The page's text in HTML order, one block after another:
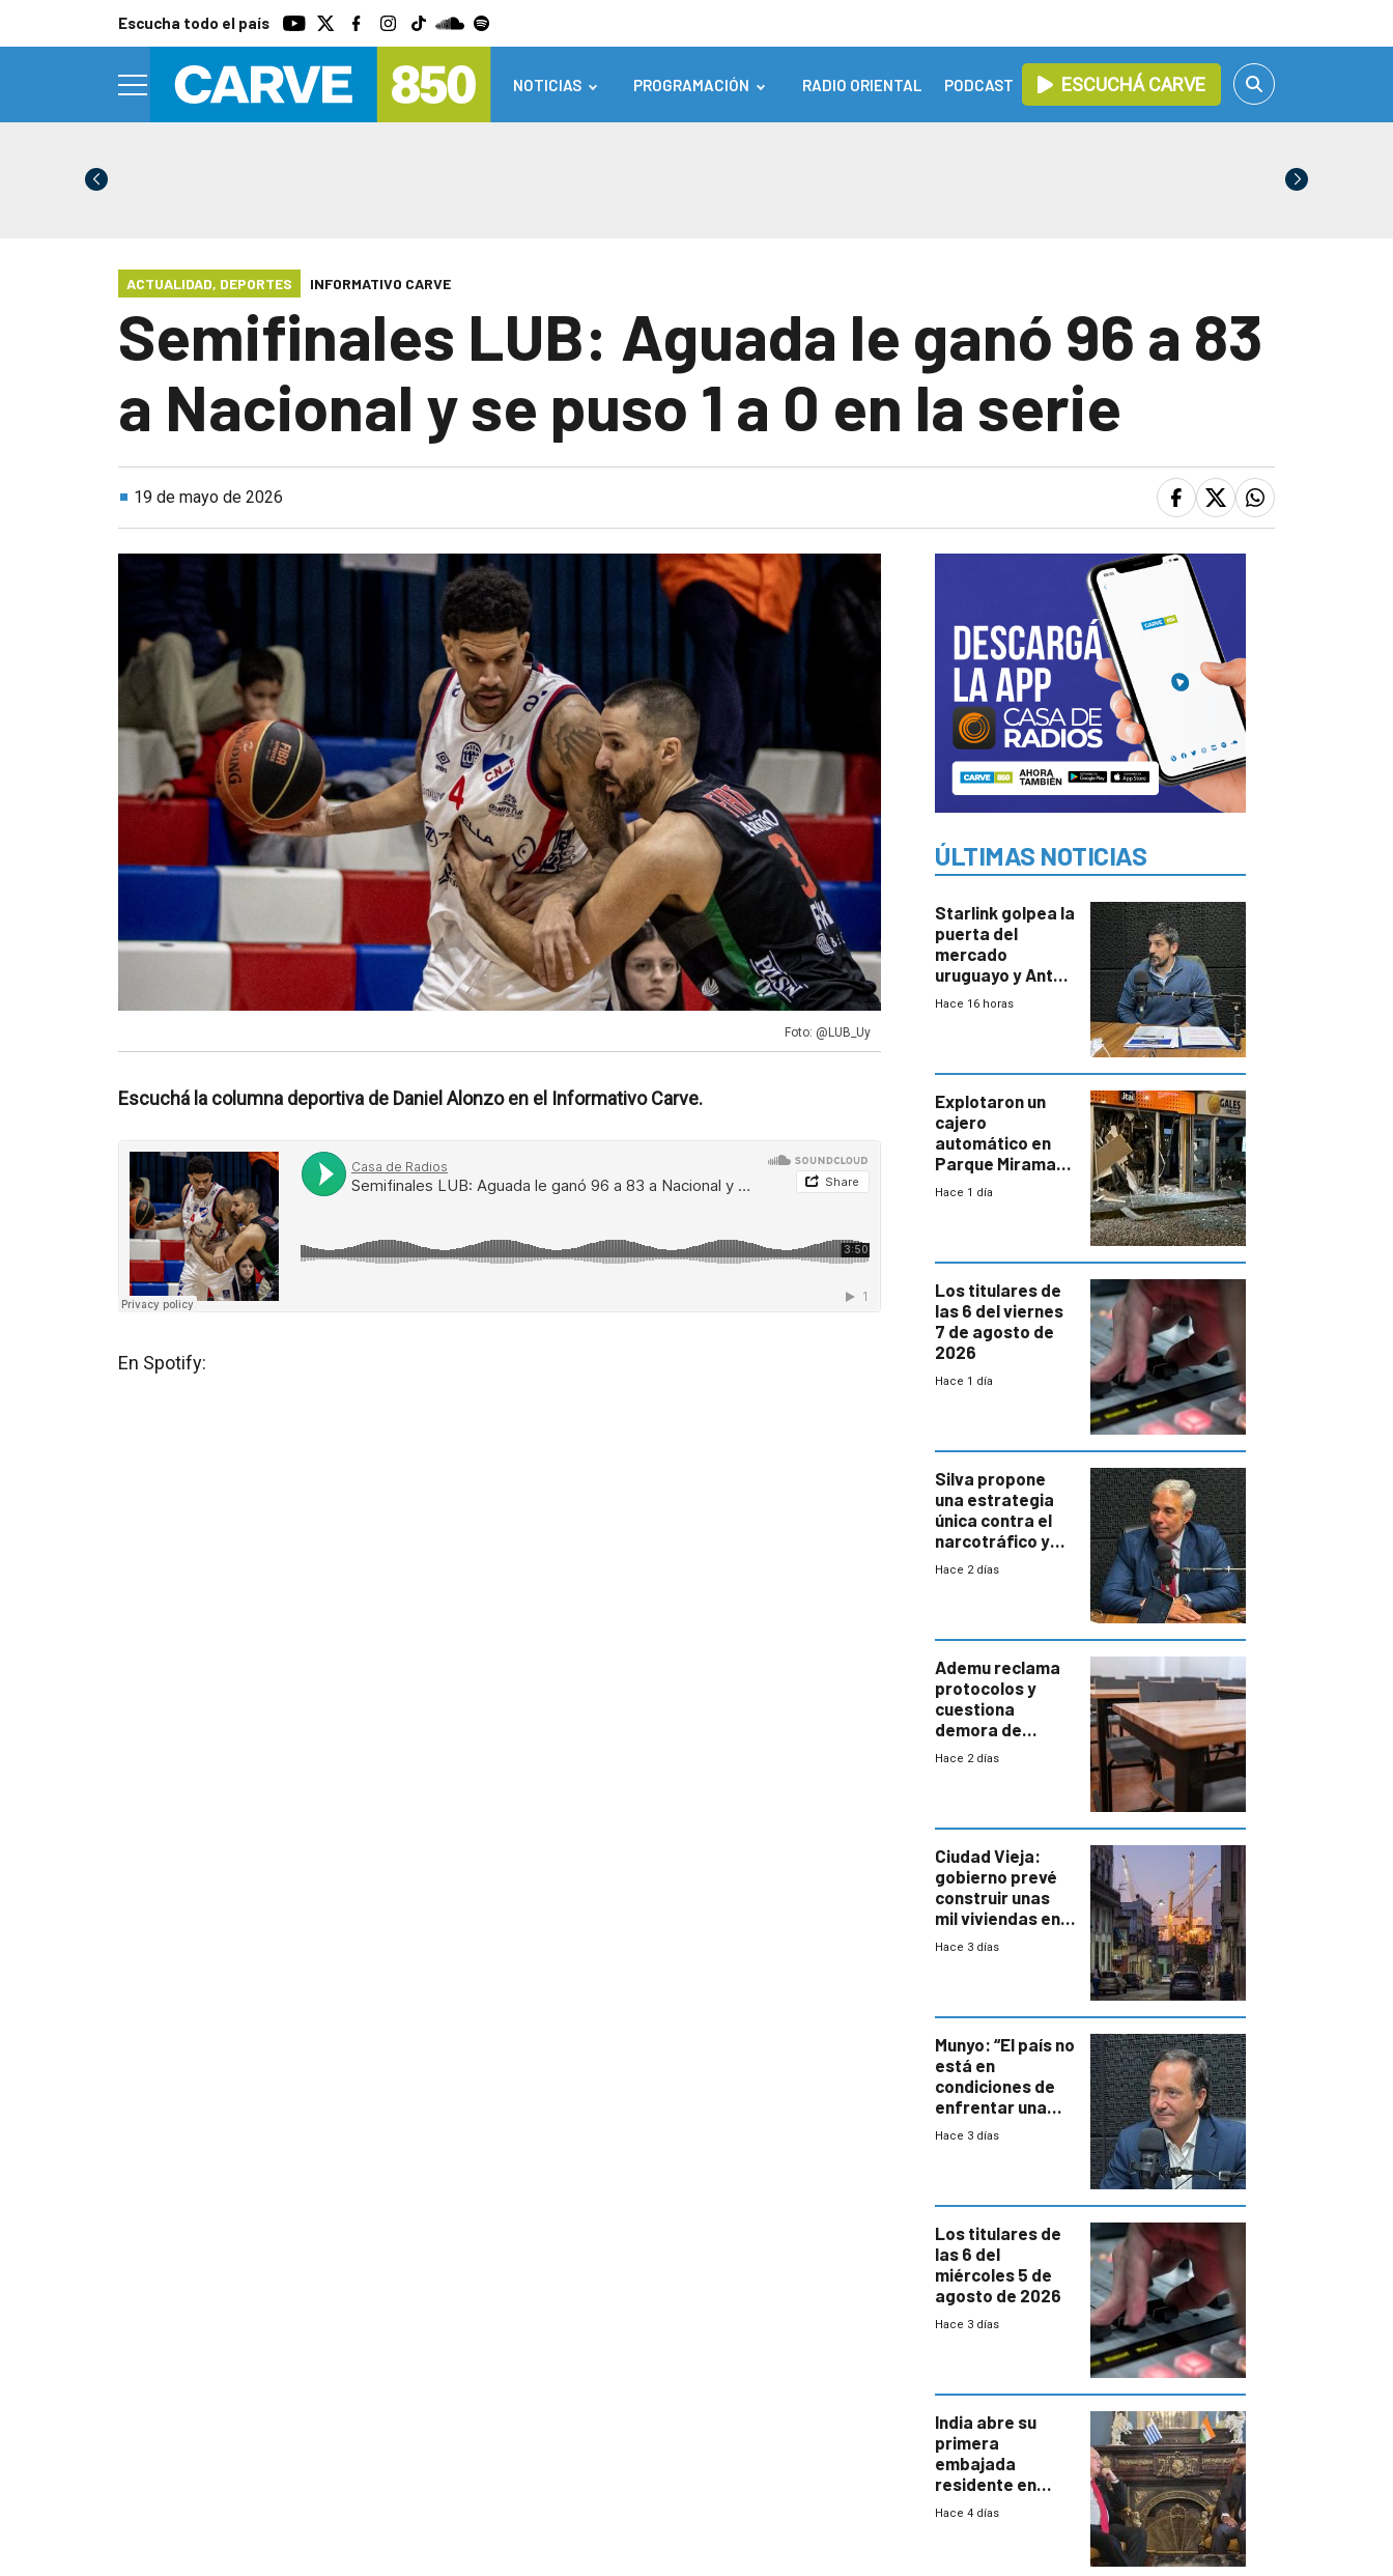
Escucha todo el país
NOTICIAS PROGRAMACIÓN RADIO ORIENTAL PODCAST ESCUCHÁ CARVE
ACTUALIDAD, DEPORTES INFORMATIVO CARVE
Semifinales LUB: Aguada le ganó 96 a 83
a Nacional y se puso 1 a 0 en la serie
19 de mayo de 2026
Foto: @LUB_Uy
Escuchá la columna deportiva de Daniel Alonzo en el Informativo Carve.
En Spotify:
ÚLTIMAS NOTICIAS
Starlink golpea la
puerta del
mercado
uruguayo y Antel
responde:
con mayor
miedo”
Hace 16 horas
Explotaron un
cajero
automático en
Parque Miramar;
hay 3 detenidos
Hace 1 día
Los titulares de
las 6 del viernes
7 de agosto de
2026
Hace 1 día
Silva propone
una estrategia
única contra el
narcotráfico y
mayor
Hace 2 días
Ademu reclama
protocolos y
cuestiona
demora de
Primaria ante
Hace 2 días
Ciudad Vieja:
gobierno prevé
construir unas
mil viviendas en
un plan de
Hace 3 días
Munyo: “El país no
está en
condiciones de
enfrentar una
reducción de la
Hace 3 días
Los titulares de
las 6 del
miércoles 5 de
agosto de 2026
Hace 3 días
India abre su
primera
embajada
residente en
Uruguay y crecen
Hace 4 días